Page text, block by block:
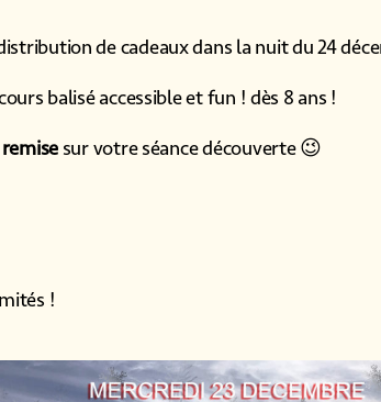
de cadeaux dans la nuit du 24
balisé accessible et fun ! dès 8 ans !
sur votre séance découverte 😉
!